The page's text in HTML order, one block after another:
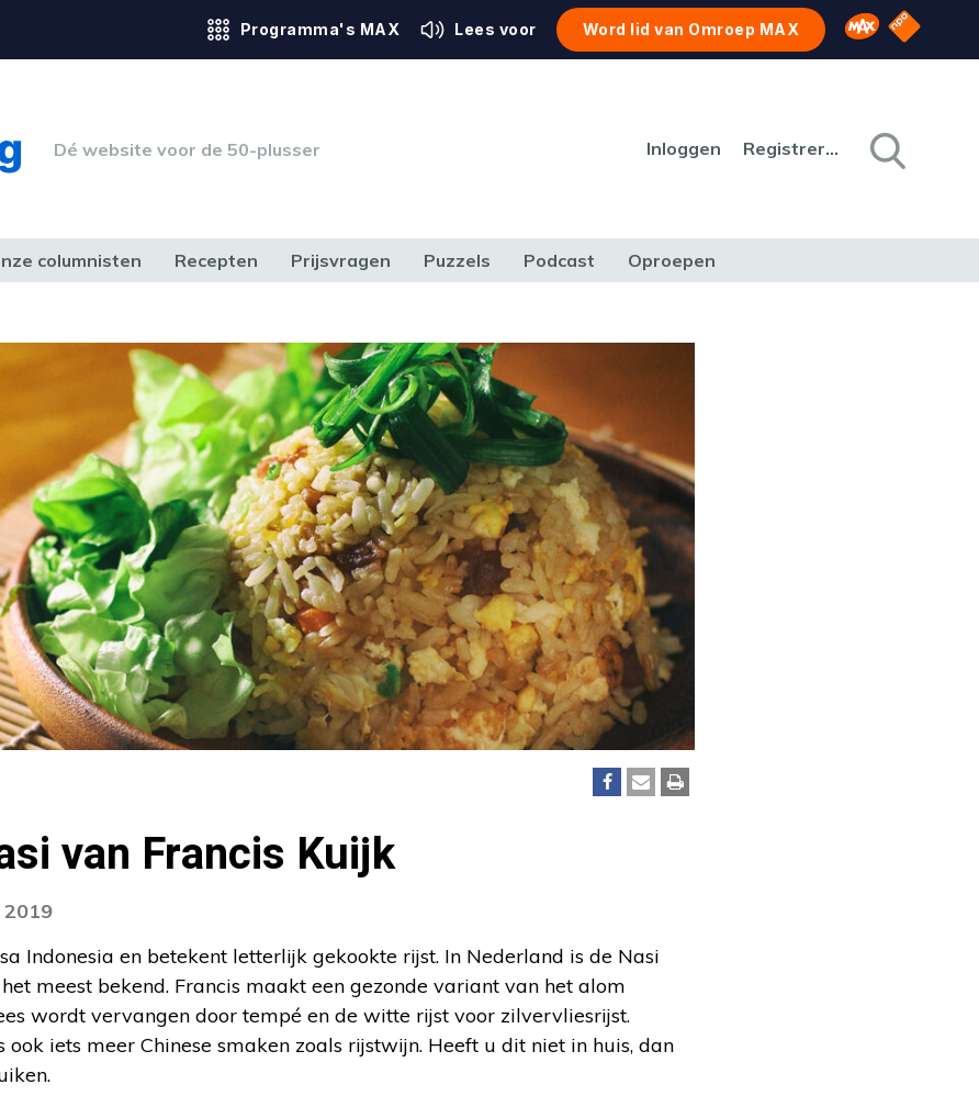
Programma's MAX Lees voor Word lid van Omroep MAX Omroep MAX
NPO
Dé website voor de 50-plusser Inloggen Registreren
columnisten Recepten Prijsvragen Puzzels Podcast Oproepen
van Francis Kuijk
2019
Indonesia en betekent letterlijk gekookte rijst. In Nederland is de Nasi
meest bekend. Francis maakt een gezonde variant van het alom
wordt vervangen door tempé en de witte rijst voor zilvervliesrijst.
iets meer Chinese smaken zoals rijstwijn. Heeft u dit niet in huis, dan